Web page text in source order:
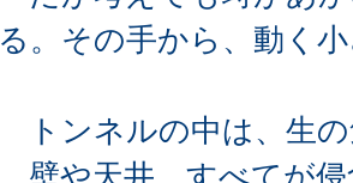
る。その手から、動く
トンネルの中は、生